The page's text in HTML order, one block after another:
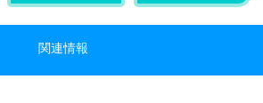
関連情報